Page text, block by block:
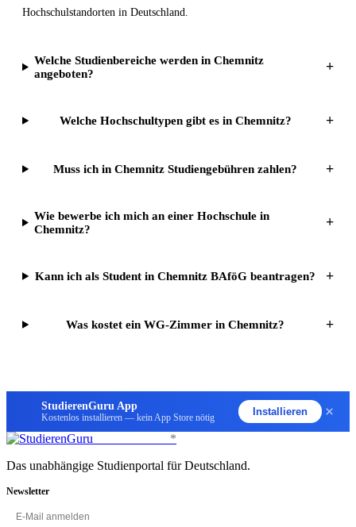
Hochschulstandorten in Deutschland.
Welche Studienbereiche werden in Chemnitz
angeboten?
+
Welche Hochschultypen gibt es in Chemnitz? +
Muss ich in Chemnitz Studiengebühren zahlen? +
Wie bewerbe ich mich an einer Hochschule in
Chemnitz?
+
Kann ich als Student in Chemnitz BAföG beantragen? +
Was kostet ein WG-Zimmer in Chemnitz? +
StudierenGuru App
Kostenlos installieren — kein App Store nötig Installieren ×
*
Das unabhängige Studienportal für Deutschland.
Newsletter